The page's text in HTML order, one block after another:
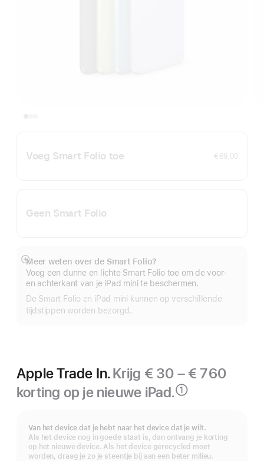
Voeg Smart Folio toe € 69,00
Geen Smart Folio
Meer weten over de Smart Folio?
Voeg een dunne en lichte Smart Folio toe om de voor‑
en achterkant van je iPad mini te beschermen.
De Smart Folio en iPad mini kunnen op verschillende
tijdstippen worden bezorgd.
Meer
Apple Trade In.Krijg € 30 – € 760
korting op je nieuwe iPad.
Voetnoot
①
Van het device dat je hebt naar het device dat je wilt.
Als het device nog in goede staat is, dan ontvang je korting
op het nieuwe device. Als het device gerecycled moet
worden, draag je zo je steentje bij aan een beter milieu.